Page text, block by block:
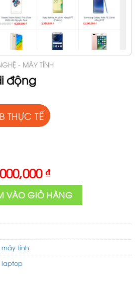
- MÁY TÍNH
động
THỰC TẾ
₫.
₫Current
price
is:
5,000,000 ₫.
lượng
VÀO GIỎ HÀNG
tính
laptop